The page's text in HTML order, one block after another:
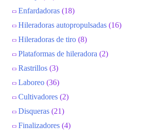
Enfardadoras (18)
Hileradoras autopropulsadas (16)
Hileradoras de tiro (8)
Plataformas de hileradora (2)
Rastrillos (3)
Laboreo (36)
Cultivadores (2)
Disqueras (21)
Finalizadores (4)